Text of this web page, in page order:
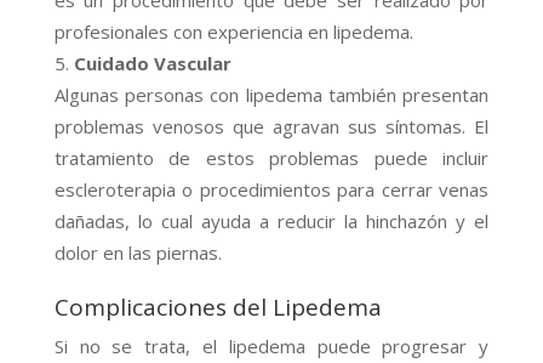
profesionales con experiencia en lipedema.
Cuidado Vascular
Algunas personas con lipedema también presentan
problemas venosos que agravan sus síntomas. El
tratamiento de estos problemas puede incluir
escleroterapia o procedimientos para cerrar venas
dañadas, lo cual ayuda a reducir la hinchazón y el
dolor en las piernas.
Complicaciones del Lipedema
Si no se trata, el lipedema puede progresar y